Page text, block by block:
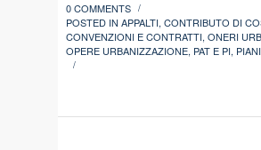
0 COMMENTS /
POSTED IN APPALTI,CONTRIBUTO DI
CONVENZIONI E CONTRATTI,ONERI
OPERE URBANIZZAZIONE, PAT E PI,
/